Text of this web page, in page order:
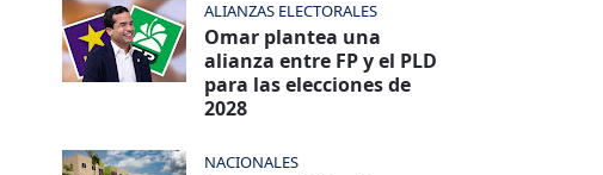
ALIANZAS ELECTORALES
Omar plantea una
alianza entre FP y el PLD
para las elecciones de
2028
NACIONALES